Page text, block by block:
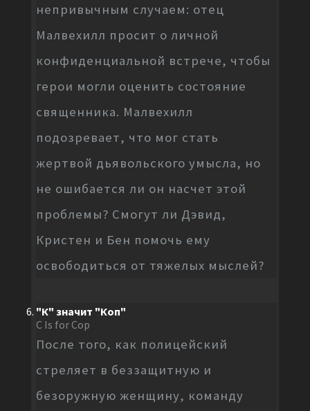
непривычным случаем: отец
Малвехилл просит о личной
конфиденциальной встрече, чтобы
герои могли оценить состояние
священника. Малвехилл
подозревает, что мог стать
жертвой дьявольского умысла, но
не ошибается ли он насчет этой
проблемы? Смогут ли Дэвид,
Кристен и Бен помочь ему
освободиться от тяжелых мыслей?
"К" значит "Коп"
C Is for Cop
После того, как полицейский
стреляет в беззащитную и
безоружную женщину, команду